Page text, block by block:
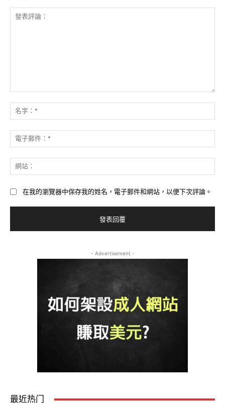
表
評
論：
字
*
子
郵
*站
在我的瀏覽器中保存我的姓名，電子郵件和網站，以便下次評論。
- Advertisement -
最近热门